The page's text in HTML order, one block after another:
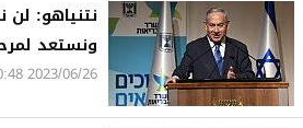
نتنياهو: لن
ونستعد
2023/06/26 10:48